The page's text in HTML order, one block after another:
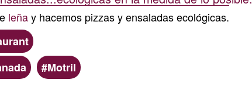
leñay hacemos pizzas y ensaladas ecológicas.
Motril